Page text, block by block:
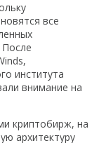
все
После
института
внимание на
криптобирж, на
архитектуру